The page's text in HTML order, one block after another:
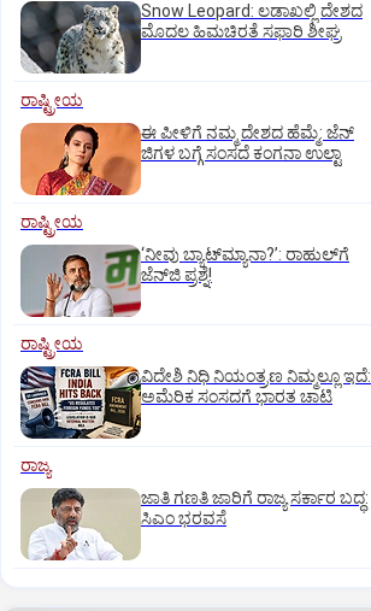
Snow Leopard: ಲಡಾಖಲ್ಲಿ ದೇಶದ
ಮೊದಲ ಹಿಮಚಿರತೆ ಸಫಾರಿ ಶೀಘ್ರ
ರಾಷ್ಟ್ರೀಯ
ಈ ಪೀಳಿಗೆ ನಮ್ಮ ದೇಶದ ಹೆಮ್ಮೆ: ಜೆನ್‌
ಜಿಗಳ ಬಗ್ಗೆ ಸಂಸದೆ ಕಂಗನಾ ಉಲ್ಟಾ
ರಾಷ್ಟ್ರೀಯ
‘ನೀವು ಬ್ಯಾಟ್‌ಮ್ಯಾನಾ?’: ರಾಹುಲ್‌ಗೆ
ಜೆನ್‌ಜಿ ಪ್ರಶ್ನೆ!
ರಾಷ್ಟ್ರೀಯ
ವಿದೇಶಿ ನಿಧಿ ನಿಯಂತ್ರಣ ನಿಮ್ಮಲ್ಲೂ ಇದೆ:
ಅಮೆರಿಕ ಸಂಸದಗೆ ಭಾರತ ಚಾಟಿ
ರಾಜ್ಯ
ಜಾತಿ ಗಣತಿ ಜಾರಿಗೆ ರಾಜ್ಯ ಸರ್ಕಾರ ಬದ್ಧ:
ಸಿಎಂ ಭರವಸೆ